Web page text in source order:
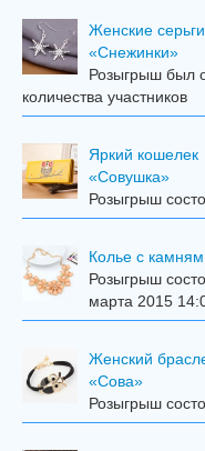
Женские серьги
«Снежинки»
Розыгрыш был
количества участников
Яркий кошелек
«Совушка»
Розыгрыш
Колье с
Розыгрыш
марта 2015
Женский
«Сова»
Розыгрыш